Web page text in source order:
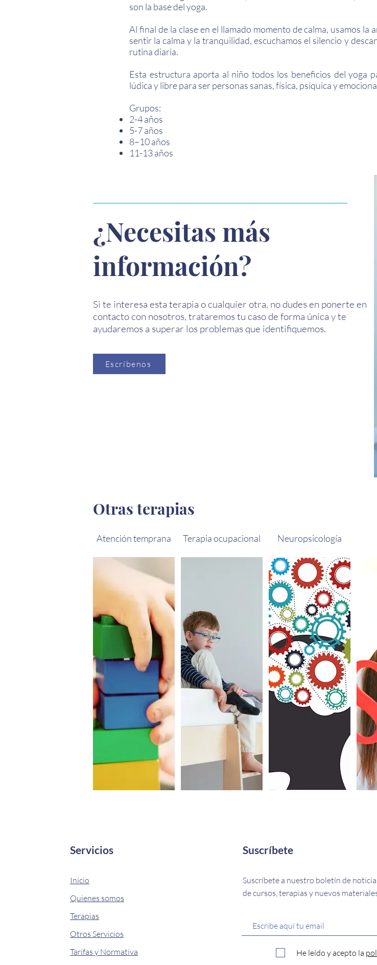
son la base del yoga.
Al final de la clase en el llamado momento de calma, usamos
sentir la calma y la tranquilidad, escuchamos el silencio y
rutina diaria.
Esta estructura aporta al niño todos los beneficios del yoga
lúdica y libre para ser personas sanas, física, psíquica y
Grupos:
2-4 años
5-7 años
8–10 años
11-13 años
¿Necesitas más
información?
Si te interesa esta terapia o cualquier otra, no dudes en ponerte en
contacto con nosotros, trataremos tu caso de forma única y te
ayudaremos a superar los problemas que identifiquemos.
Escríbenos
Otras terapias
Atención temprana Terapia ocupacional Neuropsicología
Servicios
Inicio
Quienes somos
Terapias
Otros Servicios
Tarifas y Normativa
Suscríbete
Suscríbete a nuestro boletín de
de cursos, terapias y nuevos
He leído y acepto la